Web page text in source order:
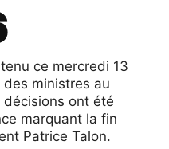
ce mercredi 13
ministres au
décisions ont été
marquant la fin
Patrice Talon.